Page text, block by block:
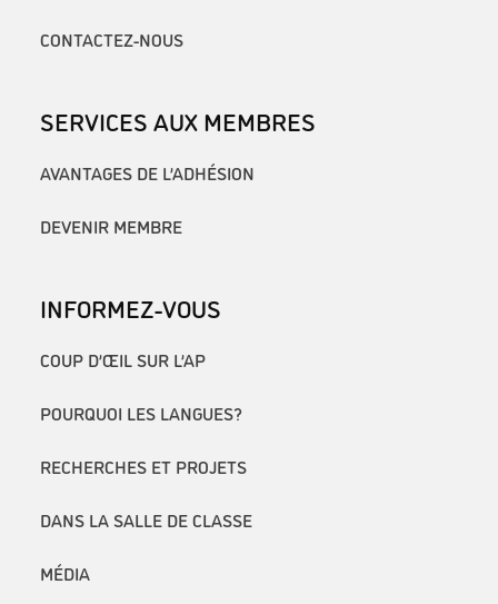
CONTACTEZ-NOUS
SERVICES AUX MEMBRES
AVANTAGES DE L’ADHÉSION
DEVENIR MEMBRE
INFORMEZ-VOUS
COUP D’ŒIL SUR L’AP
POURQUOI LES LANGUES?
RECHERCHES ET PROJETS
DANS LA SALLE DE CLASSE
MÉDIA